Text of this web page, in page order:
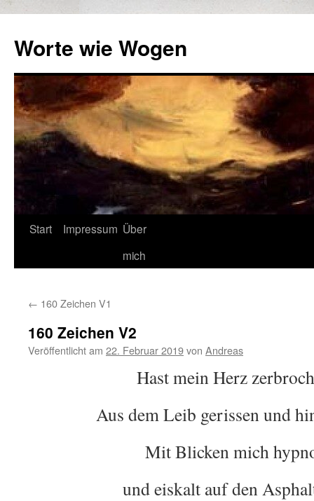
springen
Worte wie Wogen
Start Impressum Über
mich
← 160 Zeichen V1
160 Zeichen V2
Veröffentlicht am 22. Februar 2019von Andreas
Hast mein Herz
Aus dem Leib gerissen und
Mit Blicken mich
und eiskalt auf den